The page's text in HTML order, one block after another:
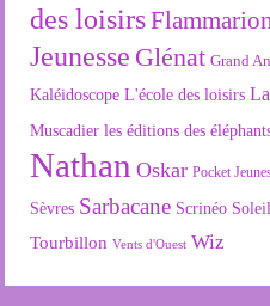
des loisirsFlammarion
Jeunesse Glénat Grand
Kaléidoscope L'école des loisirs
Muscadier les éditions des
Nathan Oskar Pocket
Sèvres Sarbacane Scrinéo Soleil
Tourbillon Vents d'Ouest Wiz